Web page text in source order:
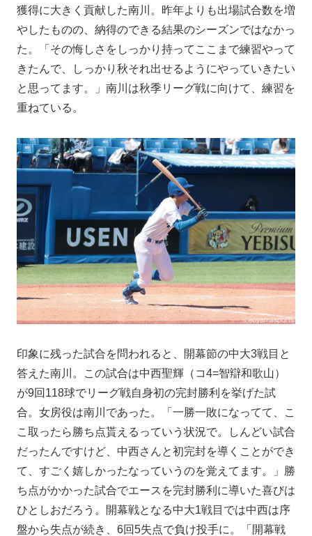
獲得に大きく貢献した南川。昨年よりも出場試合数を増
やしたものの、納得のできる結果のシーズンではなかっ
た。「その悔しさをしっかり持ってここまで練習やって
きたんで、しっかり秋それ出せるようにやっていきたい
と思ってます。」南川は秋季リーグ戦に向けて、練習を
重ねている。
印象に残った試合を問われると、開幕節の中大3戦目と
答えた南川。この試合は中西聖輝（コ4=智辯和歌山）
が9回118球でリーグ戦自身初の完封勝利を挙げた試
合。女房役は南川であった。「一勝一敗になってて、こ
こ取ったら勝ち点貰えるっていう状況で。しんどい試合
だったんですけど、中西さんと初完封を導くことができ
て、すごく嬉しかったなっていうのを覚えてます。」勝
ち点がかかった試合でエースを完封勝利に導いた喜びは
ひとしおだろう。開幕戦となる中大1戦目では中西は序
盤から失点が続き、6回5失点で負け投手に。「開幕戦